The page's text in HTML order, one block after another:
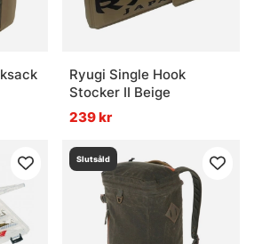
Ryugi Single Hook
Stocker II Beige
239 kr
Slutsåld